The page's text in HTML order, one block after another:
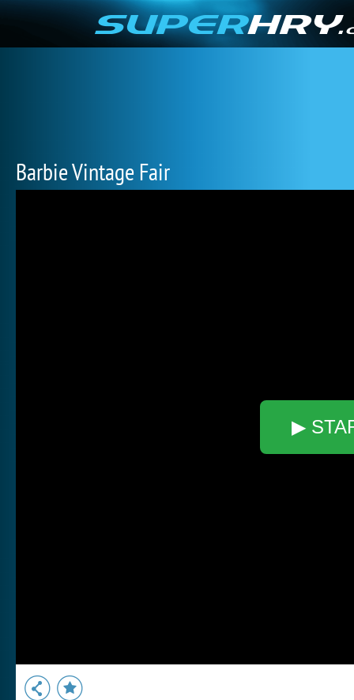
Barbie Vintage Fair
▶